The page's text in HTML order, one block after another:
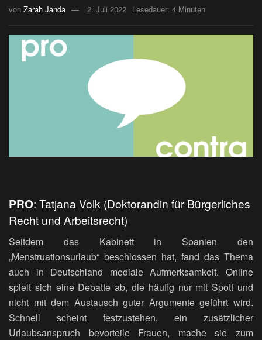
von Zarah Janda 2. Juli 2022 Lesedauer: 4 Minuten
PRO: Tatjana Volk (Doktorandin für Bürgerliches
Recht und Arbeitsrecht)
Seitdem das Kabinett in Spanien den
„Menstruationsurlaub“ beschlossen hat, fand das Thema
auch in Deutschland mediale Aufmerksamkeit. Online
spielt sich eine Debatte ab, die häufig nur mit Spott und
nicht mit dem Austausch guter Argumente geführt wird.
Schnell scheint festzustehen, ein zusätzlicher
Urlaubsanspruch bevorteile Frauen, mache sie zum